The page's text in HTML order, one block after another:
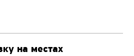
на местах